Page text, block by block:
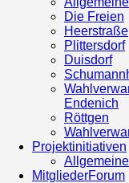
Die Freien
Heerstraße
Plittersdorf
Duisdorf
Endenich
Röttgen
Projektinitiativen
MitgliederForum